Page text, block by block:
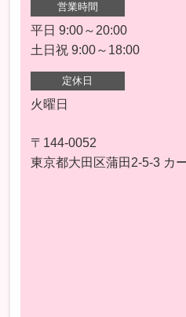
営業時間
平日 9:00～20:00
土日祝 9:00～18:00
定休日
火曜日
〒144-0052
東京都大田区蒲田2-5-3 カ